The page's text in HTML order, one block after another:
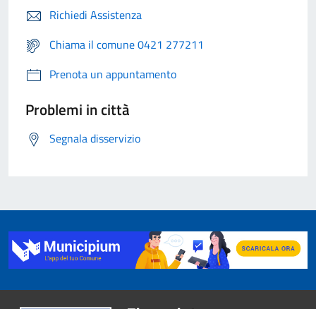
Richiedi Assistenza
Chiama il comune 0421 277211
Prenota un appuntamento
Problemi in città
Segnala disservizio